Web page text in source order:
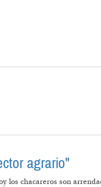
agrario"
chacareros son